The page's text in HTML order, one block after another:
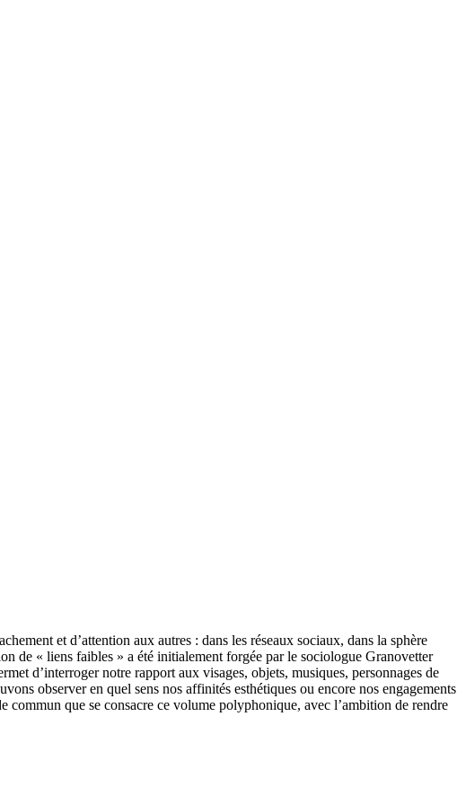
et d’attention aux autres : dans les réseaux sociaux, dans la sphère
de « liens faibles » a été initialement forgée par le sociologue Granovetter
d’interroger notre rapport aux visages, objets, musiques, personnages de
observer en quel sens nos affinités esthétiques ou encore nos engagements
commun que se consacre ce volume polyphonique, avec l’ambition de rendre